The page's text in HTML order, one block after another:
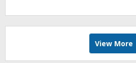
View More